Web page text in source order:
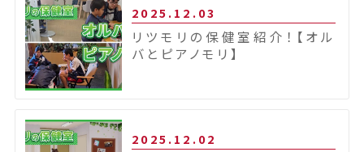
2025.12.03
リツモリの保健室紹介！【オル
バとピアノモリ】
2025.12.02